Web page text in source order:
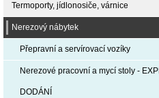
Termoporty, jídlonosiče, várnice
Nerezový nábytek
Přepravní a servírovací vozíky
Nerezové pracovní a mycí stoly -
DODÁNÍ